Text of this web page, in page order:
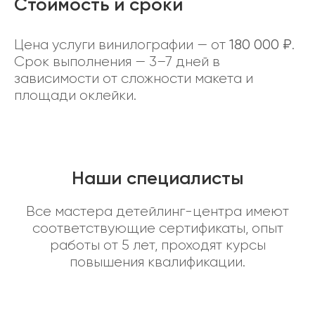
Стоимость и сроки
Цена услуги винилографии — от 180 000 ₽.
Срок выполнения — 3–7 дней в
зависимости от сложности макета и
площади оклейки.
Наши специалисты
Все мастера детейлинг-центра имеют
соответствующие сертификаты, опыт
работы от 5 лет, проходят курсы
повышения квалификации.